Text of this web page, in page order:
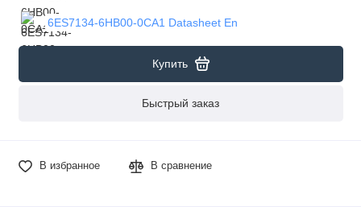
6ES7134-6HB00-0CA1 Datasheet En
Купить
Быстрый заказ
В избранное В сравнение